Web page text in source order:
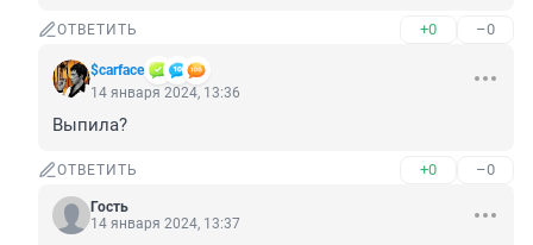
ОТВЕТИТЬ +0 –0
$carface
14 января 2024, 13:36
Выпила?
ОТВЕТИТЬ +0 –0
Гость
14 января 2024, 13:37